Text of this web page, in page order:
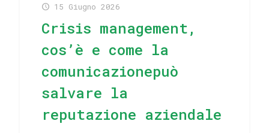
15 Giugno 2026
Crisis management,
cos’è e come la
comunicazionepuò
salvare la
reputazione aziendale